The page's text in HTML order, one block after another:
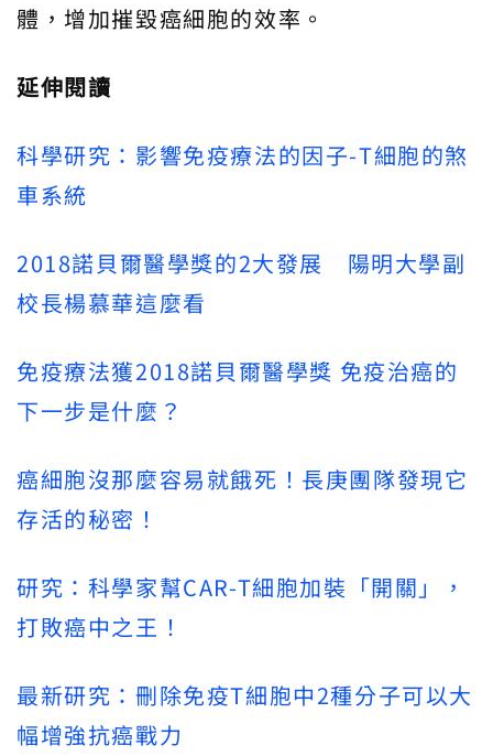
體，增加摧毀癌細胞的效率。
延伸閱讀
科學研究：影響免疫療法的因子-T細胞的煞
車系統
2018諾貝爾醫學獎的2大發展 陽明大學副
校長楊慕華這麼看
免疫療法獲2018諾貝爾醫學獎 免疫治癌的
下一步是什麼？
癌細胞沒那麼容易就餓死！長庚團隊發現它
存活的秘密！
研究：科學家幫CAR-T細胞加裝「開關」，
打敗癌中之王！
最新研究：刪除免疫T細胞中2種分子可以大
幅增強抗癌戰力